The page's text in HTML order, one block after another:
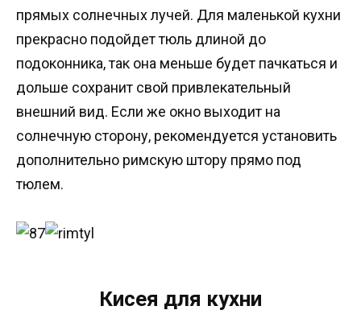
прямых солнечных лучей. Для маленькой кухни
прекрасно подойдет тюль длиной до
подоконника, так она меньше будет пачкаться и
дольше сохранит свой привлекательный
внешний вид. Если же окно выходит на
солнечную сторону, рекомендуется установить
дополнительно римскую штору прямо под
тюлем.
Кисея для кухни